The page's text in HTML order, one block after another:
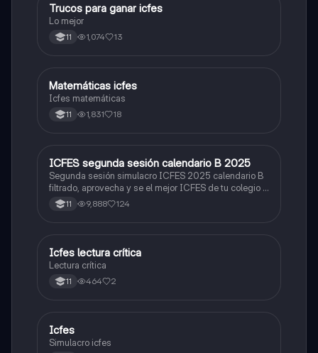
Química
Trucos para ganar icfes
Lo mejor
11 1,074 13
ICFES: Matemáticas
Matemáticas icfes
Icfes matemáticas
11 1,831 18
ICFES: Lectura Crítica
ICFES segunda sesión calendario B 2025
Segunda sesión simulacro ICFES 2025 calendario B
filtrado, aprovecha y se el mejor ICFES de tu colegio y
poder ingresar a universidad, y estudiar aquella
carrera con la que tanto sueñas.
11 9,888 124
Lengua Castellana
Icfes lectura crítica
Lectura crítica
11 464 2
ICFES: Sociales y Ciudadanas
Icfes
Simulacro icfes